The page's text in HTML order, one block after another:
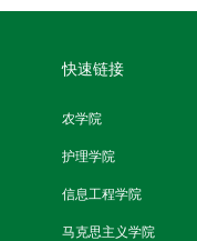
快速链接
农学院
护理学院
信息工程学院
马克思主义学院